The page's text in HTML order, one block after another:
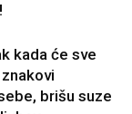
kada će sve
brišu suze